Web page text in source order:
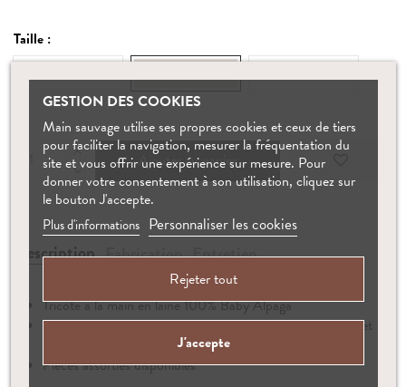
Taille :
Ajouter au panier
Description Fabrication Entretien
Tricoté à la main en laine 100% Baby Alpaga
Matière naturellement hypoallergénique, antibactérienne et
Pièces assorties disponibles
GESTION DES COOKIES
Main sauvage utilise ses propres cookies et ceux de tiers
pour faciliter la navigation, mesurer la fréquentation du
site et vous offrir une expérience sur mesure. Pour
donner votre consentement à son utilisation, cliquez sur
le bouton J'accepte.
Plus d'informations Personnaliser les cookies
Rejeter tout
J'accepte